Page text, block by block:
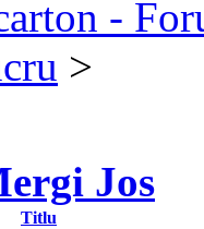
-
>
Jos
Titlu